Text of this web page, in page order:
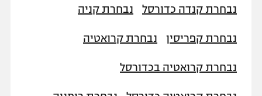
נבחרת קנדה כדורסל נבחרת קניה
נבחרת קפריסין נבחרת קרואטיה
נבחרת קרואטיה בכדורסל